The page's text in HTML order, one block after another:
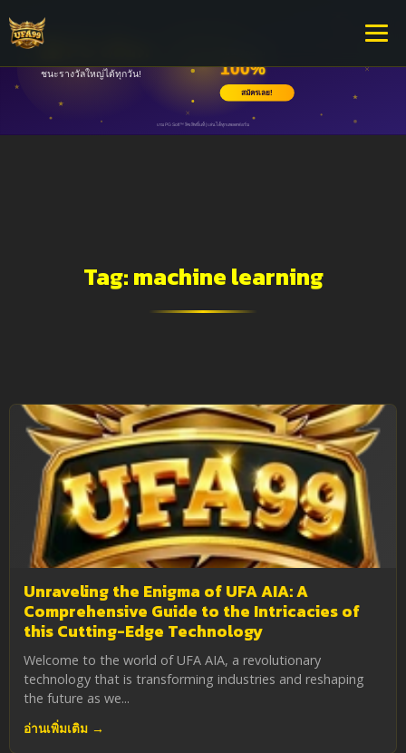
Tag:machine learning
Unraveling the Enigma of UFA AIA: A
Comprehensive Guide to the Intricacies of
this Cutting-Edge Technology
Welcome to the world of UFA AIA, a revolutionary
technology that is transforming industries and reshaping
the future as we...
อ่านเพิ่มเติม →